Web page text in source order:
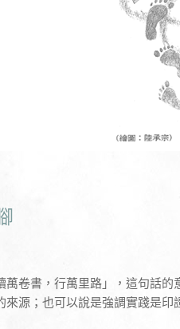
萬卷書，行萬里路」，這句話
來源；也可以說是強調實踐是